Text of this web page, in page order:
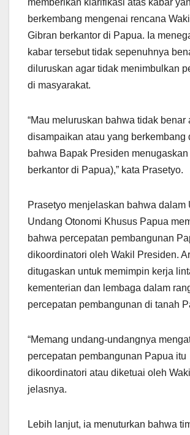
memberikan klarifikasi atas kabar
berkembang mengenai rencana
Gibran berkantor di Papua. Ia
kabar tersebut tidak sepenuhnya
diluruskan agar tidak menimbulkan
di masyarakat.
“Mau meluruskan bahwa tidak benar
disampaikan atau yang berkembang
bahwa Bapak Presiden menugaskan
berkantor di Papua),” kata Prasetyo.
Prasetyo menjelaskan bahwa dalam
Undang Otonomi Khusus Papua
bahwa percepatan pembangunan
dikoordinatori oleh Wakil Presiden.
ditugaskan untuk memimpin kerja
kementerian dan lembaga dalam
percepatan pembangunan di tanah
“Memang undang-undangnya
percepatan pembangunan Papua itu
dikoordinatori atau diketuai oleh
jelasnya.
Lebih lanjut, ia menuturkan bahwa